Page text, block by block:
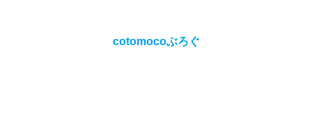
cotomocoぶろぐ